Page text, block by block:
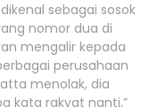
sebagai sosok
nomor dua di
mengalir kepada
perusahaan
menolak, dia
kata rakyat nanti,”